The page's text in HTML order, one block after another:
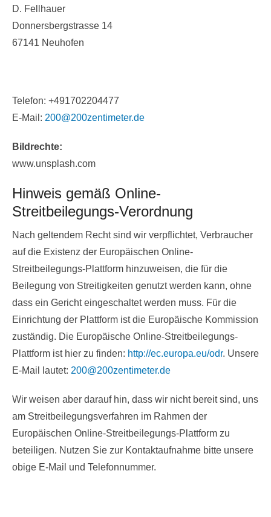
D. Fellhauer
Donnersbergstrasse 14
67141 Neuhofen
Telefon: +491702204477
E-Mail: 200@200zentimeter.de
Bildrechte:
www.unsplash.com
Hinweis gemäß Online-
Streitbeilegungs-Verordnung
Nach geltendem Recht sind wir verpflichtet, Verbraucher
auf die Existenz der Europäischen Online-
Streitbeilegungs-Plattform hinzuweisen, die für die
Beilegung von Streitigkeiten genutzt werden kann, ohne
dass ein Gericht eingeschaltet werden muss. Für die
Einrichtung der Plattform ist die Europäische Kommission
zuständig. Die Europäische Online-Streitbeilegungs-
Plattform ist hier zu finden: http://ec.europa.eu/odr. Unsere
E-Mail lautet: 200@200zentimeter.de
Wir weisen aber darauf hin, dass wir nicht bereit sind, uns
am Streitbeilegungsverfahren im Rahmen der
Europäischen Online-Streitbeilegungs-Plattform zu
beteiligen. Nutzen Sie zur Kontaktaufnahme bitte unsere
obige E-Mail und Telefonnummer.